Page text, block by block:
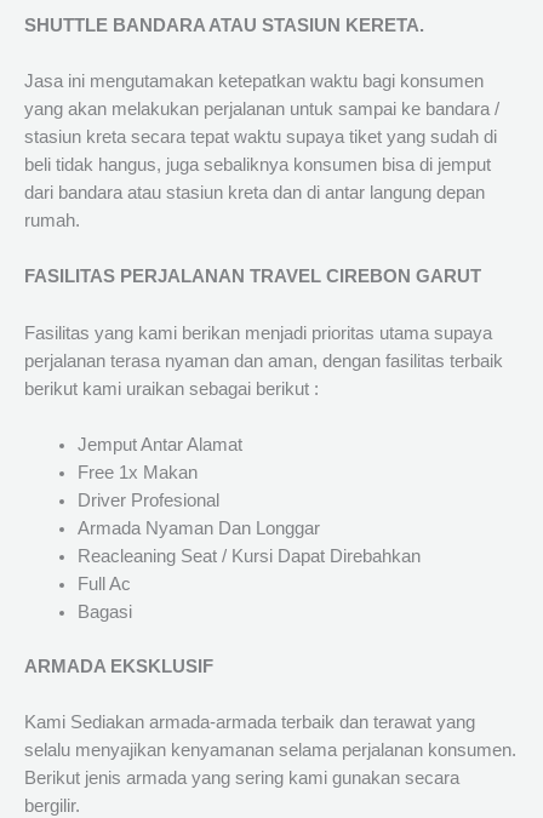
SHUTTLE BANDARA ATAU STASIUN KERETA.
Jasa ini mengutamakan ketepatkan waktu bagi konsumen
yang akan melakukan perjalanan untuk sampai ke bandara /
stasiun kreta secara tepat waktu supaya tiket yang sudah di
beli tidak hangus, juga sebaliknya konsumen bisa di jemput
dari bandara atau stasiun kreta dan di antar langung depan
rumah.
FASILITAS PERJALANAN TRAVEL CIREBON GARUT
Fasilitas yang kami berikan menjadi prioritas utama supaya
perjalanan terasa nyaman dan aman, dengan fasilitas terbaik
berikut kami uraikan sebagai berikut :
Jemput Antar Alamat
Free 1x Makan
Driver Profesional
Armada Nyaman Dan Longgar
Reacleaning Seat / Kursi Dapat Direbahkan
Full Ac
Bagasi
ARMADA EKSKLUSIF
Kami Sediakan armada-armada terbaik dan terawat yang
selalu menyajikan kenyamanan selama perjalanan konsumen.
Berikut jenis armada yang sering kami gunakan secara
bergilir.